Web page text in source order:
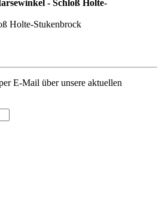
- Schloß Holte-
Holte-Stukenbrock
E-Mail über unsere aktuellen